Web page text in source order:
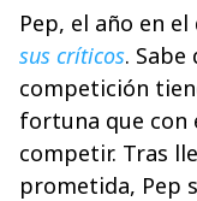
Pep, el año en
sus críticos.
competición
fortuna que con
competir. Tras
prometida, Pep